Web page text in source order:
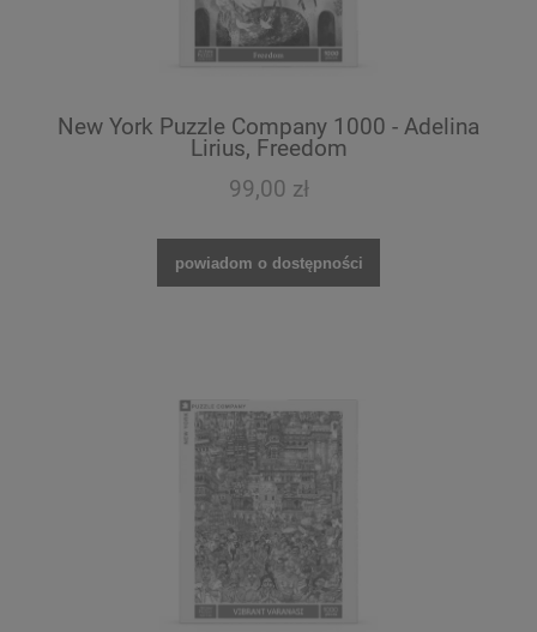
New York Puzzle Company 1000 - Adelina
Lirius, Freedom
99,00 zł
powiadom o dostępności